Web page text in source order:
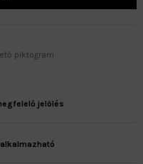
piktogram
jelölés